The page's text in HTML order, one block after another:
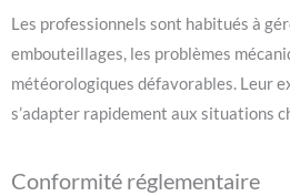
Les professionnels sont habitués à
embouteillages, les problèmes
météorologiques défavorables. Leur
s’adapter rapidement aux situations
Conformité réglementaire